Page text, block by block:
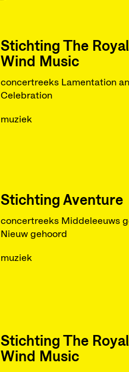
Stichting The Royal
Wind Music
concertreeks Lamentation
Celebration
muziek
Stichting Aventure
concertreeks Middeleeuws
Nieuw gehoord
muziek
Stichting The Royal
Wind Music